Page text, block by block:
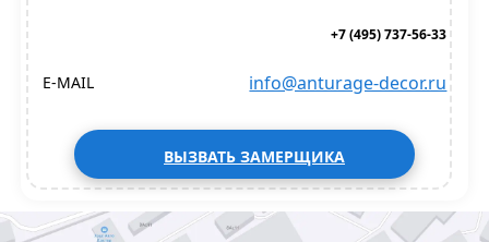
+7 (495) 737-56-33
E-MAIL info@anturage-decor.ru
ВЫЗВАТЬ ЗАМЕРЩИКА